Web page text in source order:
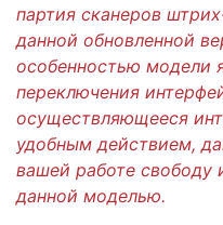
партия сканеров
данной обновленной
особенностью модели
переключения
осуществляющееся
удобным действием,
вашей работе свободу
данной моделью.